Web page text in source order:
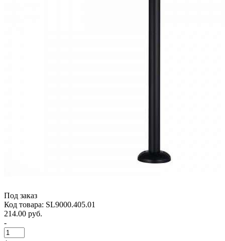
Под заказ
Код товара: SL9000.405.01
214.00 руб.
-